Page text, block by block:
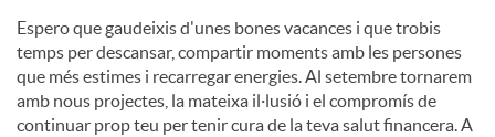
Espero que gaudeixis d'unes bones vacances i que trobis
temps per descansar, compartir moments amb les persones
que més estimes i recarregar energies. Al setembre tornarem
amb nous projectes, la mateixa il·lusió i el compromís de
continuar prop teu per tenir cura de la teva salut financera. A